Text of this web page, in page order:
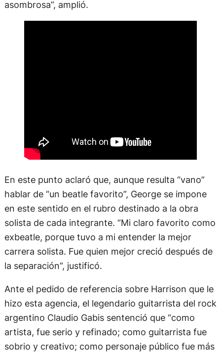
asombrosa”, amplió.
En este punto aclaró que, aunque resulta “vano”
hablar de “un beatle favorito”, George se impone
en este sentido en el rubro destinado a la obra
solista de cada integrante. “Mi claro favorito como
exbeatle, porque tuvo a mi entender la mejor
carrera solista. Fue quien mejor creció después de
la separación”, justificó.
Ante el pedido de referencia sobre Harrison que le
hizo esta agencia, el legendario guitarrista del rock
argentino Claudio Gabis sentenció que “como
artista, fue serio y refinado; como guitarrista fue
sobrio y creativo; como personaje público fue más